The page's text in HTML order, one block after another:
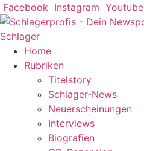
Zum
Inhalt
springen
Facebook Instagram Youtube
Home
Rubriken
Titelstory
Schlager-News
Neuerscheinungen
Interviews
Biografien